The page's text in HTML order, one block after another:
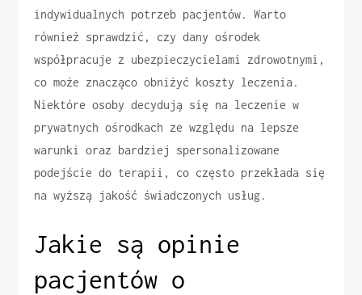
indywidualnych potrzeb pacjentów. Warto
również sprawdzić, czy dany ośrodek
współpracuje z ubezpieczycielami zdrowotnymi,
co może znacząco obniżyć koszty leczenia.
Niektóre osoby decydują się na leczenie w
prywatnych ośrodkach ze względu na lepsze
warunki oraz bardziej spersonalizowane
podejście do terapii, co często przekłada się
na wyższą jakość świadczonych usług.
Jakie są opinie
pacjentów o